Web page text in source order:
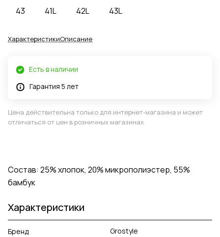
43 41L 42L 43L
ХарактеристикиОписание
Есть в наличии
Гарантия 5 лет
Цена действительна только для интернет-магазина и может
отличаться от цен в розничных магазинах
Состав: 25% хлопок, 20% микрополиэстер, 55%
бамбук
Характеристики
Бренд Grostyle